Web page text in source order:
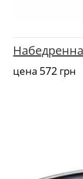
цена 572 грн